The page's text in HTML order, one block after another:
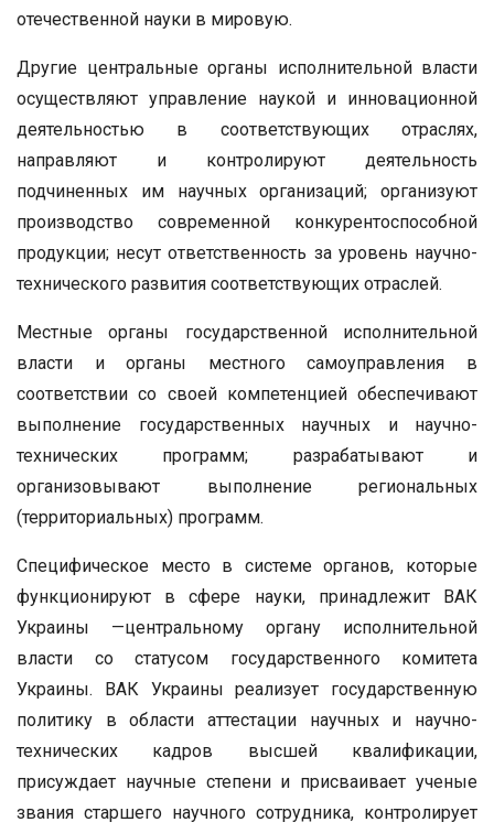
отечественной науки в мировую.
Другие центральные органы исполнительной власти
осуществляют управление наукой и инновационной
деятельностью в соответствующих отраслях,
направляют и контролируют деятельность
подчиненных им научных организаций; организуют
производство современной конкурентоспособной
продукции; несут ответственность за уровень научно-
технического развития соответствующих отраслей.
Местные органы государственной исполнительной
власти и органы местного самоуправления в
соответствии со своей компетенцией обеспечивают
выполнение государственных научных и научно-
технических программ; разрабатывают и
организовывают выполнение региональных
(территориальных) программ.
Специфическое место в системе органов, которые
функционируют в сфере науки, принадлежит ВАК
Украины —центральному органу исполнительной
власти со статусом государственного комитета
Украины. ВАК Украины реализует государственную
политику в области аттестации научных и научно-
технических кадров высшей квалификации,
присуждает научные степени и присваивает ученые
звания старшего научного сотрудника, контролирует